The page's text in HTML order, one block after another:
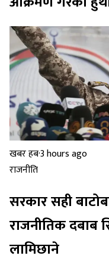
खबर हब·3 hours ago
राजनीति
सरकार सही
राजनीतिक दबाब
लामिछाने